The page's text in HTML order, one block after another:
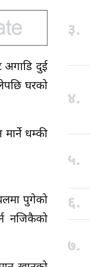
अगाडि दुई
घरको
धम्की
पुगेको
नजिकैको
३.
४.
५.
६.
७.